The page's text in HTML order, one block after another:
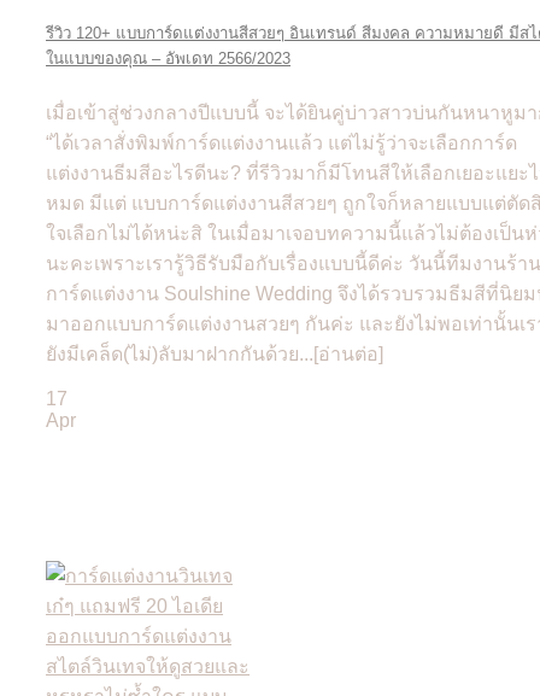
รีวิว 120+ แบบการ์ดแต่งงานสีสวยๆ อินเทรนด์ สีมงคล ความหมายดี มีส
ในแบบของคุณ – อัพเดท 2566/2023
เมื่อเข้าสู่ช่วงกลางปีแบบนี้ จะได้ยินคู่บ่าวสาวบ่นกันหนาหูม
“ได้เวลาสั่งพิมพ์การ์ดแต่งงานแล้ว แต่ไม่รู้ว่าจะเลือกการ์ด
แต่งงานธีมสีอะไรดีนะ? ที่รีวิวมาก็มีโทนสีให้เลือกเยอะแยะ
หมด มีแต่ แบบการ์ดแต่งงานสีสวยๆ ถูกใจก็หลายแบบแต่ตัด
ใจเลือกไม่ได้หน่ะสิ ในเมื่อมาเจอบทความนี้แล้วไม่ต้องเป็นห่
นะคะเพราะเรารู้วิธีรับมือกับเรื่องแบบนี้ดีค่ะ วันนี้ทีมงานร้าน
การ์ดแต่งงาน Soulshine Wedding จึงได้รวบรวมธีมสีที่นิย
มาออกแบบการ์ดแต่งงานสวยๆ กันค่ะ และยังไม่พอเท่านั้นเร
ยังมีเคล็ด(ไม่)ลับมาฝากกันด้วย...[อ่านต่อ]
17
Apr